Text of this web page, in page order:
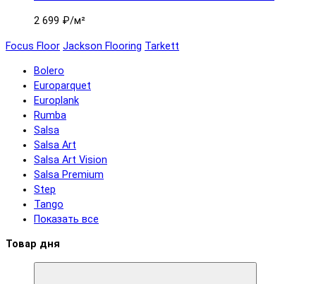
2 699 ₽/м²
Focus Floor Jackson Flooring Tarkett
Bolero
Europarquet
Europlank
Rumba
Salsa
Salsa Art
Salsa Art Vision
Salsa Premium
Step
Tango
Показать все
Товар дня